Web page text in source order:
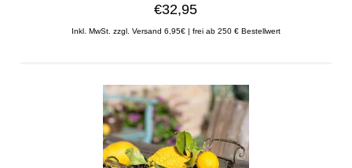
€32,95
Inkl. MwSt. zzgl. Versand 6,95€ | frei ab 250 € Bestellwert